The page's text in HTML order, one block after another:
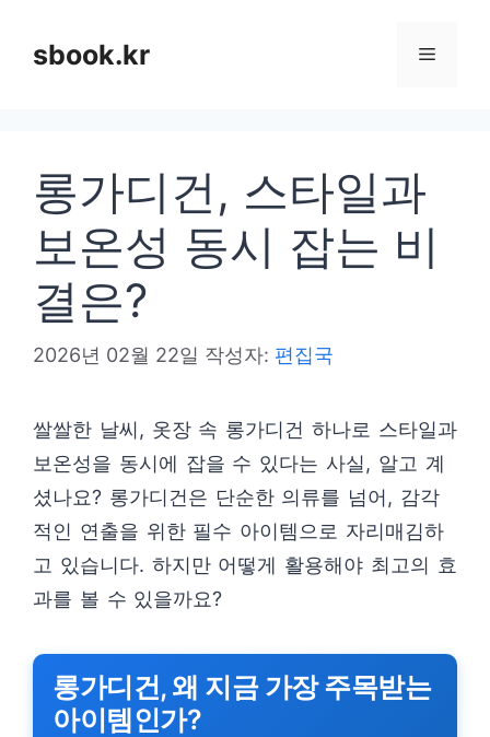
sbook.kr 메
롱가디건, 스타일과
보온성 동시 잡는 비
결은?
2026년 02월 22일 작성자: 편집국
쌀쌀한 날씨, 옷장 속 롱가디건 하나로 스타일과
보온성을 동시에 잡을 수 있다는 사실, 알고 계
셨나요? 롱가디건은 단순한 의류를 넘어, 감각
적인 연출을 위한 필수 아이템으로 자리매김하
고 있습니다. 하지만 어떻게 활용해야 최고의 효
과를 볼 수 있을까요?
롱가디건, 왜 지금 가장 주목받는
아이템인가?